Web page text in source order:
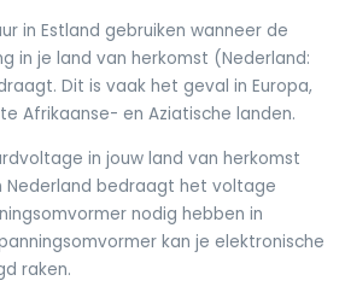
in Estland gebruiken wanneer de
in je land van herkomst (Nederland:
Dit is vaak het geval in Europa,
Afrikaanse- en Aziatische landen.
in jouw land van herkomst
Nederland bedraagt het voltage
nodig hebben in
kan je elektronische
raken.